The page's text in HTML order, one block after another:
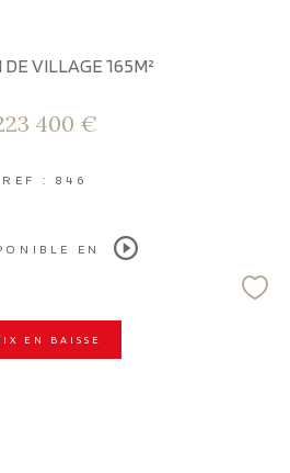
VILLAGE 165M²
400 €
REF : 846
EN
EN BAISSE